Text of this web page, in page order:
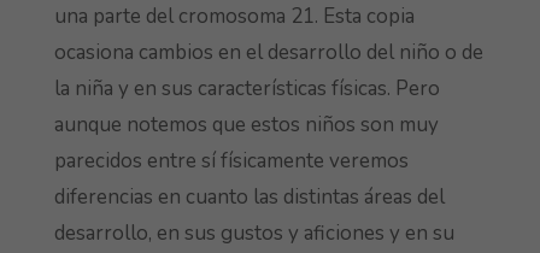
una parte del cromosoma 21. Esta copia
ocasiona cambios en el desarrollo del niño o de
la niña y en sus características físicas. Pero
aunque notemos que estos niños son muy
parecidos entre sí físicamente veremos
diferencias en cuanto las distintas áreas del
desarrollo, en sus gustos y aficiones y en su